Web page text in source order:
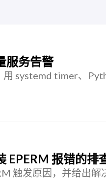
服务告警
systemd timer、
EPERM 报错的排
触发原因，并给出解